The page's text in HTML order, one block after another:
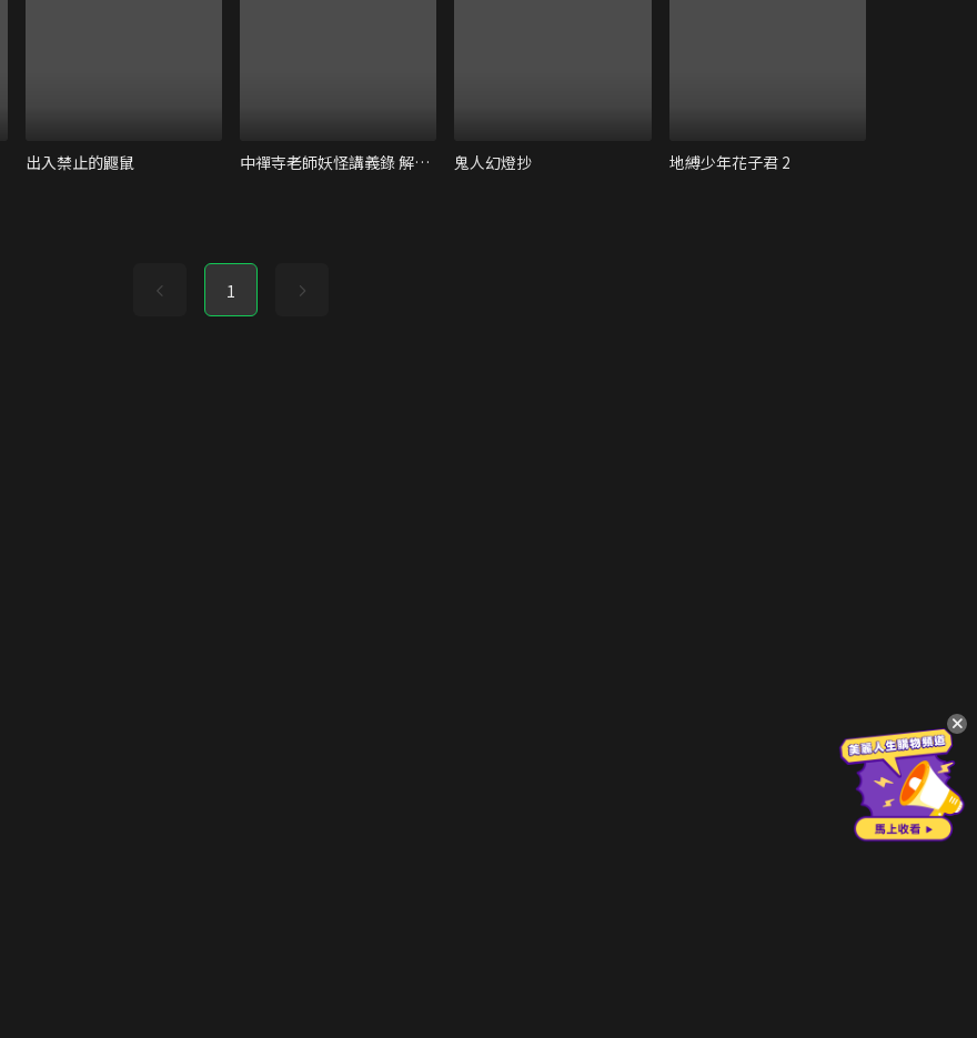
出入禁止的鼴鼠 中禪寺老師妖怪講義錄 解謎就交給老師 鬼人幻燈抄 地縛少年花子君 2
1